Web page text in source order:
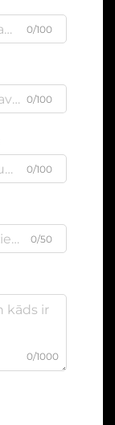
0/100
0/100
0/100
0/50
0/1000